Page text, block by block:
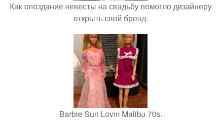
Как опоздание невесты на свадьбу помогло дизайнеру
открыть свой бренд.
Barbie Sun Lovin Malibu 70s.